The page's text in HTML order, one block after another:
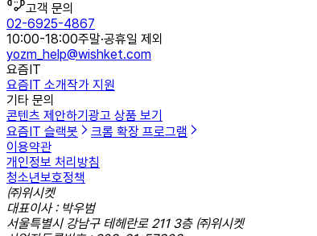
고객 문의
02-6925-4867
10:00-18:00주말·공휴일 제외
yozm_help@wishket.com
요즘IT
요즘IT 소개작가 지원
기타 문의
콘텐츠 제안하기 광고 상품 보기
요즘IT 슬랙봇
크롬 확장 프로그램
이용약관
개인정보 처리방침
청소년보호정책
㈜위시켓
대표이사 : 박우범
서울특별시 강남구 테헤란로 211 3층 ㈜위시켓